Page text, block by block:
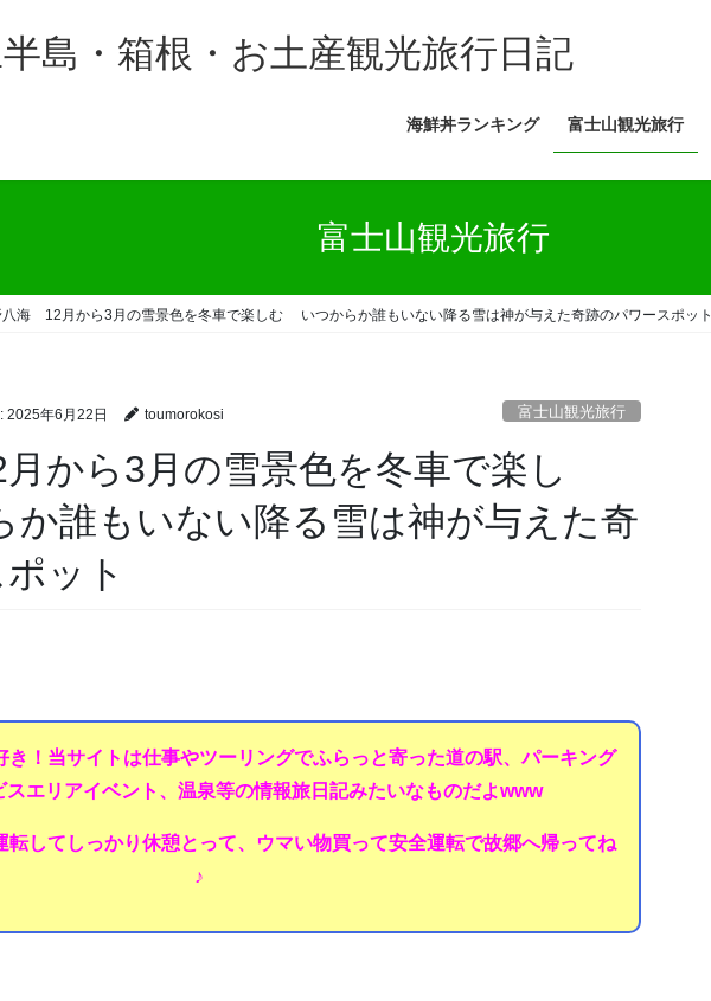
島・箱根・お土産観光旅行日記
海鮮丼ランキング 富士山観光旅行
富士山観光旅行
八海 12月から3月の雪景色を冬車で楽しむ いつからか誰もいない降る雪は神が与えた奇跡のパワースポット
2025年6月22日 toumorokosi 富士山観光旅行
から3月の雪景色を冬車で楽し
誰もいない降る雪は神が与えた奇
ット
き！当サイトは仕事やツーリングでふらっと寄った道の駅、パーキング
スエリアイベント、温泉等の情報旅日記みたいなものだよwww
転してしっかり休憩とって、ウマい物買って安全運転で故郷へ帰ってね
♪